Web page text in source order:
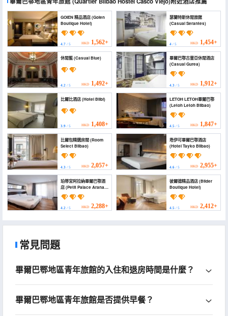
GOIEN 精品酒店 (Goien
Boutique Hotel)
4.7 / 5 HKD 1,562+
瑟蘭特斯休閒旅館
(Casual Serantes)
4/ 5 HKD 1,454+
休閒藍 (Casual Blue)
4.2 / 5 HKD 1,492+
畢爾巴鄂古雷亞休閒酒店
(Casual Gurea)
4.3/ 5 HKD 1,912+
比爾比酒店 (Hotel Bilbi)
3.9 / 5 HKD 1,408+
LETOH LETOH畢爾巴鄂
(Letoh Letoh Bilbao)
4.5/ 5 HKD 1,847+
比爾包精選房間 (Room
Select Bilbao)
4.3 / 5 HKD 2,057+
塔伊可畢爾巴鄂酒店
(Hotel Tayko Bilbao)
4.6/ 5 HKD 2,955+
珀蒂宮阿拉納畢爾巴鄂酒
店 (Petit Palace Arana
Bilbao)
4.2 / 5 HKD 2,288+
彼爾德精品酒店 (Bilder
Boutique Hotel)
4.5/ 5 HKD 2,412+
常見問題
畢爾巴鄂地區青年旅館的入住和退房時間是什麼？
畢爾巴鄂地區青年旅館是否提供早餐？